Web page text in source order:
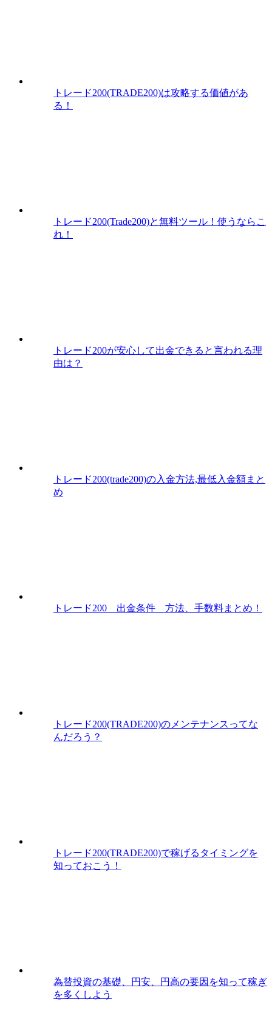
トレード200(TRADE200)は攻略する価値があ
る！
トレード200(Trade200)と無料ツール！使うならこ
れ！
トレード200が安心して出金できると言われる理
由は？
トレード200(trade200)の入金方法,最低入金額まと
め
トレード200 出金条件 方法、手数料まとめ！
トレード200(TRADE200)のメンテナンスってな
んだろう？
トレード200(TRADE200)で稼げるタイミングを
知っておこう！
為替投資の基礎、円安、円高の要因を知って稼ぎ
を多くしよう